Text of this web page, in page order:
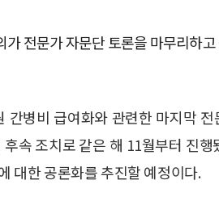
전문가 자문단 토론을 마무리하
병비 급여화와 관련한 마지막
속 조치로 같은 해 11월부터 진
대한 공론화를 추진할 예정이다.